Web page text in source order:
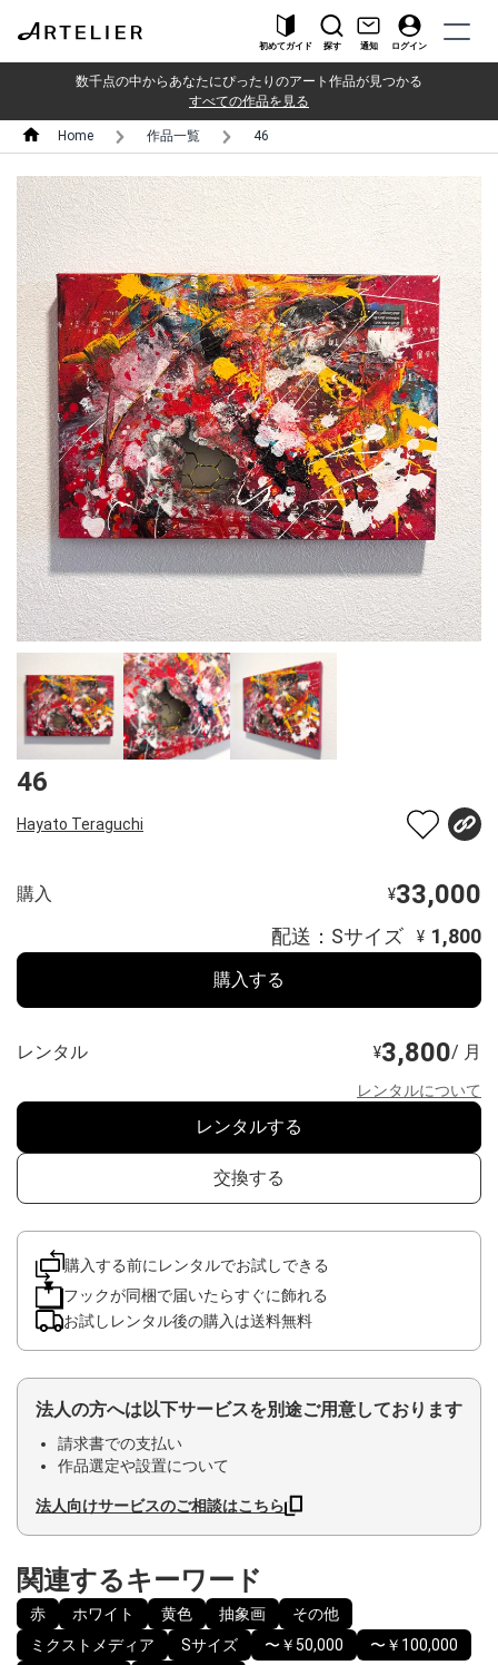
初めてガイド 探す 通知 ログイン
数千点の中からあなたにぴったりのアート作品が見つかる
すべての作品を見る
Home 作品一覧 46
46
Hayato Teraguchi
購入 ¥33,000
配送：Sサイズ ¥ 1,800
購入する
レンタル ¥3,800/ 月
レンタルについて
レンタルする
交換する
購入する前にレンタルでお試しできる
フックが同梱で届いたらすぐに飾れる
お試しレンタル後の購入は送料無料
法人の方へは以下サービスを別途ご用意しております
請求書での支払い
作品選定や設置について
法人向けサービスのご相談はこちら
関連するキーワード
赤 ホワイト 黄色 抽象画
その他
ミクストメディア
Sサイズ 〜￥50,000
〜￥100,000